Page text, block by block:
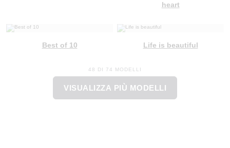
heart
Best of 10 Life is beautiful
48 DI 74 MODELLI
VISUALIZZA PIÙ MODELLI